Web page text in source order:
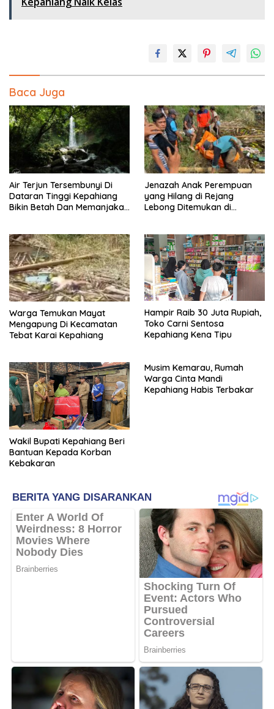
Baca Juga
Air Terjun Tersembunyi Di
Dataran Tinggi Kepahiang
Bikin Betah Dan Memanjakan
Jenazah Anak Perempuan
yang Hilang di Rejang
Lebong Ditemukan di
Warga Temukan Mayat
Mengapung Di Kecamatan
Tebat Karai Kepahiang
Hampir Raib 30 Juta Rupiah,
Toko Carni Sentosa
Kepahiang Kena Tipu
Wakil Bupati Kepahiang Beri
Bantuan Kepada Korban
Kebakaran
Musim Kemarau, Rumah
Warga Cinta Mandi
Kepahiang Habis Terbakar